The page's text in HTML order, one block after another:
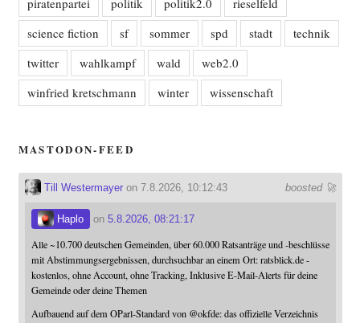
piratenpartei politik politik2.0
rieselfeld
science fiction
sf sommer spd stadt
technik
twitter
wahlkampf wald
web2.0
winfried kretschmann
winter wissenschaft
MASTODON-FEED
boosted 🚀
Till Westermayeron 7.8.2026, 10:12:43
Haplo on 5.8.2026, 08:21:17
Alle ~10.700 deutschen Gemeinden, über 60.000 Ratsanträge und -beschlüsse
mit Abstimmungsergebnissen, durchsuchbar an einem Ort: ratsblick.de -
kostenlos, ohne Account, ohne Tracking, Inklusive E-Mail-Alerts für deine
Gemeinde oder deine Themen
Aufbauend auf dem OParl-Standard von @okfde: das offizielle Verzeichnis